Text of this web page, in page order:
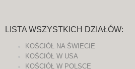
LISTA WSZYSTKICH DZIAŁÓW:
KOŚCIÓŁ NA ŚWIECIE
KOŚCIÓŁ W USA
KOŚCIÓŁ W POLSCE